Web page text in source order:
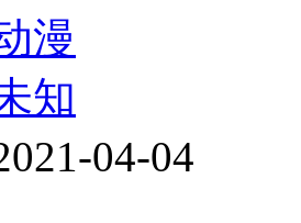
漫
知
04-04